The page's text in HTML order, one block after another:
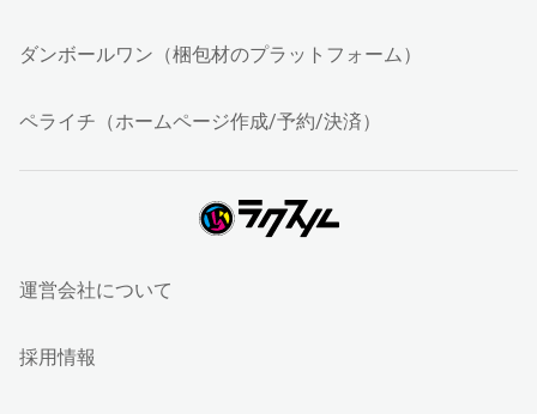
ダンボールワン（梱包材のプラットフォーム）
ペライチ（ホームページ作成/予約/決済）
運営会社について
採用情報